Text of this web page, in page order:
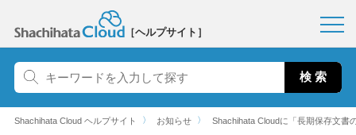
［ヘルプサイト］
Shachihata Cloud ヘルプサイト 〉 お知らせ 〉 Shachihata Cloudに「長期保存文書